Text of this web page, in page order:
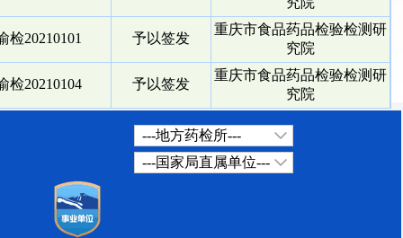
检20210101 予以签发
重庆市食品药品检验检测研
究院
检20210104 予以签发
重庆市食品药品检验检测研
究院
---地方药检所---
---国家局直属单位---